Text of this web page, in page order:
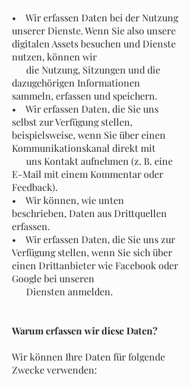
• Wir erfassen Daten bei der Nutzung
unserer Dienste. Wenn Sie also unsere
digitalen Assets besuchen und Dienste
nutzen, können wir
die Nutzung, Sitzungen und die
dazugehörigen Informationen
sammeln, erfassen und speichern.
• Wir erfassen Daten, die Sie uns
selbst zur Verfügung stellen,
beispielsweise, wenn Sie über einen
Kommunikationskanal direkt mit
uns Kontakt aufnehmen (z. B. eine
E-Mail mit einem Kommentar oder
Feedback).
• Wir können, wie unten
beschrieben, Daten aus Drittquellen
erfassen.
• Wir erfassen Daten, die Sie uns zur
Verfügung stellen, wenn Sie sich über
einen Drittanbieter wie Facebook oder
Google bei unseren
Diensten anmelden.
Warum erfassen wir diese Daten?
Wir können Ihre Daten für folgende
Zwecke verwenden: